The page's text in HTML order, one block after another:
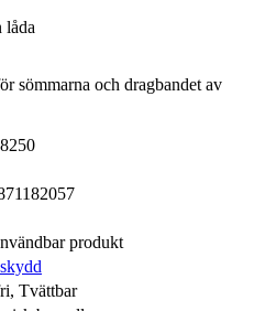
låda
sömmarna och dragbandet av
produkt
Tvättbar